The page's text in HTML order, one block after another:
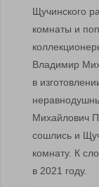
Щучинского
комнаты и
Владимир
в
Михайлович
сошлись и
комнату. К
в 2021 году.